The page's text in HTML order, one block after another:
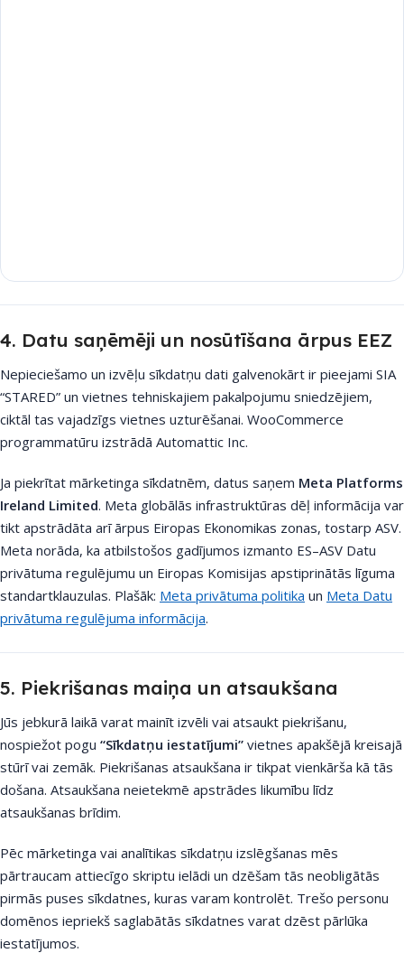
4. Datu saņēmēji un nosūtīšana ārpus EEZ
Nepieciešamo un izvēļu sīkdatņu dati galvenokārt ir pieejami SIA
“STARED” un vietnes tehniskajiem pakalpojumu sniedzējiem,
ciktāl tas vajadzīgs vietnes uzturēšanai. WooCommerce
programmatūru izstrādā Automattic Inc.
Ja piekrītat mārketinga sīkdatnēm, datus saņem Meta Platforms
Ireland Limited. Meta globālās infrastruktūras dēļ informācija var
tikt apstrādāta arī ārpus Eiropas Ekonomikas zonas, tostarp ASV.
Meta norāda, ka atbilstošos gadījumos izmanto ES–ASV Datu
privātuma regulējumu un Eiropas Komisijas apstiprinātās līguma
standartklauzulas. Plašāk: Meta privātuma politika un Meta Datu
privātuma regulējuma informācija.
5. Piekrišanas maiņa un atsaukšana
Jūs jebkurā laikā varat mainīt izvēli vai atsaukt piekrišanu,
nospiežot pogu “Sīkdatņu iestatījumi” vietnes apakšējā kreisajā
stūrī vai zemāk. Piekrišanas atsaukšana ir tikpat vienkārša kā tās
došana. Atsaukšana neietekmē apstrādes likumību līdz
atsaukšanas brīdim.
Pēc mārketinga vai analītikas sīkdatņu izslēgšanas mēs
pārtraucam attiecīgo skriptu ielādi un dzēšam tās neobligātās
pirmās puses sīkdatnes, kuras varam kontrolēt. Trešo personu
domēnos iepriekš saglabātās sīkdatnes varat dzēst pārlūka
iestatījumos.